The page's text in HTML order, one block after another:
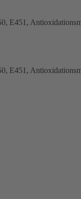
E451,
E451,